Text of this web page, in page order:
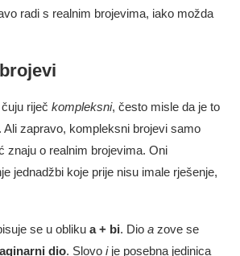
radi s realnim brojevima, iako možda
riječ kompleksni, često misle da je to
Ali zapravo, kompleksni brojevi samo
znaju o realnim brojevima. Oni
jednadžbi koje prije nisu imale rješenje,
se u obliku a + bi. Dio a zove se
dio. Slovo ije posebna jedinica